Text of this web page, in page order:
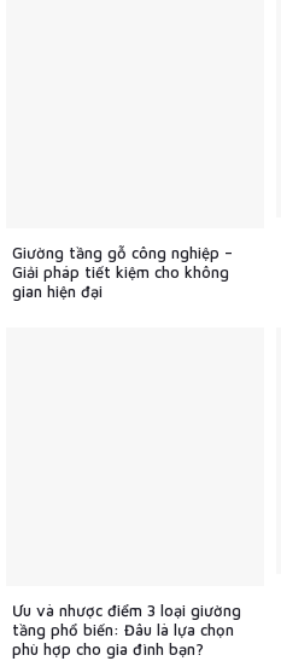
Giường tầng gỗ công nghiệp –
Giải pháp tiết kiệm cho không
gian hiện đại
Ưu và nhược điểm 3 loại giường
tầng phổ biến: Đâu là lựa chọn
phù hợp cho gia đình bạn?